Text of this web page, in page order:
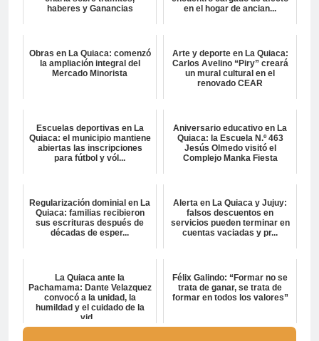
haberes y Ganancias
en el hogar de ancian...
Obras en La Quiaca: comenzó
la ampliación integral del
Mercado Minorista
Arte y deporte en La Quiaca:
Carlos Avelino “Piry” creará
un mural cultural en el
renovado CEAR
Escuelas deportivas en La
Quiaca: el municipio mantiene
abiertas las inscripciones
para fútbol y vól...
Aniversario educativo en La
Quiaca: la Escuela N.º 463
Jesús Olmedo visitó el
Complejo Manka Fiesta
Regularización dominial en La
Quiaca: familias recibieron
sus escrituras después de
décadas de esper...
Alerta en La Quiaca y Jujuy:
falsos descuentos en
servicios pueden terminar en
cuentas vaciadas y pr...
La Quiaca ante la
Pachamama: Dante Velazquez
convocó a la unidad, la
humildad y el cuidado de la
vid...
Félix Galindo: “Formar no se
trata de ganar, se trata de
formar en todos los valores”